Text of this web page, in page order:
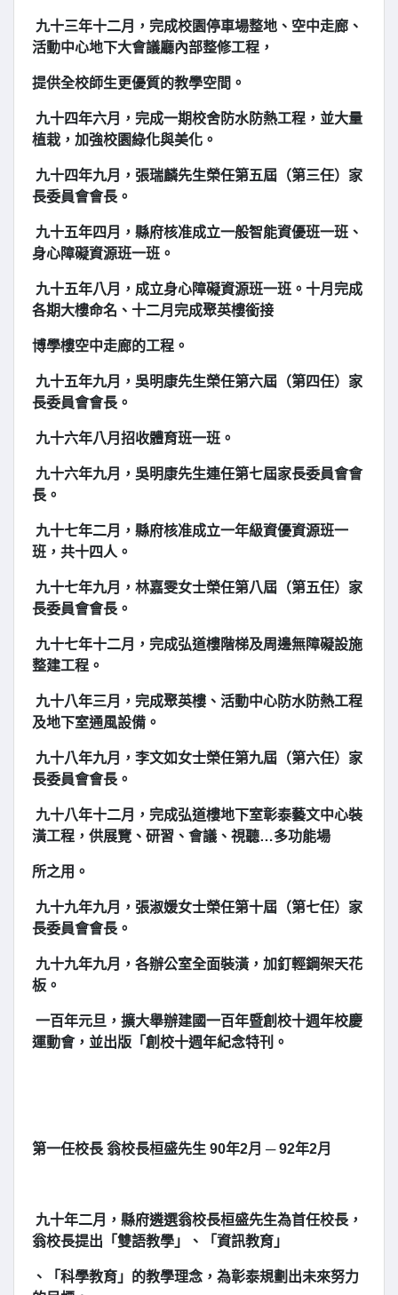
九十三年十二月，完成校園停車場整地、空中走廊、
活動中心地下大會議廳內部整修工程，
提供全校師生更優質的教學空間。
九十四年六月，完成一期校舍防水防熱工程，並大量
植栽，加強校園綠化與美化。
九十四年九月，張瑞麟先生榮任第五屆（第三任）家
長委員會會長。
九十五年四月，縣府核准成立一般智能資優班一班、
身心障礙資源班一班。
九十五年八月，成立身心障礙資源班一班。十月完成
各期大樓命名、十二月完成聚英樓銜接
博學樓空中走廊的工程。
九十五年九月，吳明康先生榮任第六屆（第四任）家
長委員會會長。
九十六年八月招收體育班一班。
九十六年九月，吳明康先生連任第七屆家長委員會會
長。
九十七年二月，縣府核准成立一年級資優資源班一
班，共十四人。
九十七年九月，林嘉雯女士榮任第八屆（第五任）家
長委員會會長。
九十七年十二月，完成弘道樓階梯及周邊無障礙設施
整建工程。
九十八年三月，完成聚英樓、活動中心防水防熱工程
及地下室通風設備。
九十八年九月，李文如女士榮任第九屆（第六任）家
長委員會會長。
九十八年十二月，完成弘道樓地下室彰泰藝文中心裝
潢工程，供展覽、研習、會議、視聽…多功能場
所之用。
九十九年九月，張淑媛女士榮任第十屆（第七任）家
長委員會會長。
九十九年九月，各辦公室全面裝潢，加釘輕鋼架天花
板。
一百年元旦，擴大舉辦建國一百年暨創校十週年校慶
運動會，並出版「創校十週年紀念特刊。
第一任校長 翁校長桓盛先生 90年2月 ─ 92年2月
九十年二月，縣府遴選翁校長桓盛先生為首任校長，
翁校長提出「雙語教學」、「資訊教育」
、「科學教育」的教學理念，為彰泰規劃出未來努力